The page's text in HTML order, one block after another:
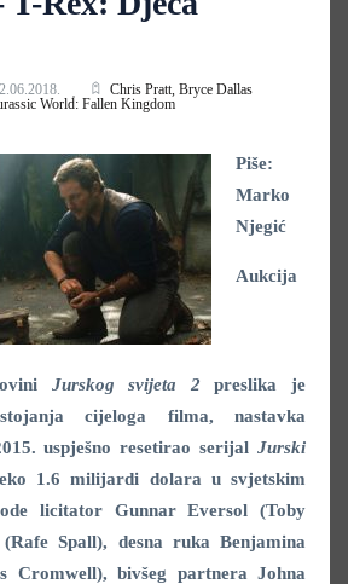
Chris Pratt, Bryce Dallas
World: Fallen Kingdom
Piše:
Marko
Njegić
Aukcija
Jurskog svijeta 2 preslika je
cijeloga filma, nastavka
uspješno resetirao serijal Jurski
1.6 milijardi dolara u svjetskim
licitator Gunnar Eversol (Toby
Spall), desna ruka Benjamina
Cromwell), bivšeg partnera Johna